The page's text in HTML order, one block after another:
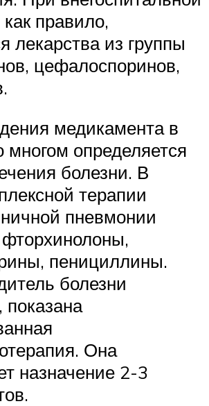
правило,
лекарства из группы
цефалоспоринов,
медикамента в
многом определяется
болезни. В
терапии
пневмонии
пенициллины.
болезни
показана
Она
назначение 2-3